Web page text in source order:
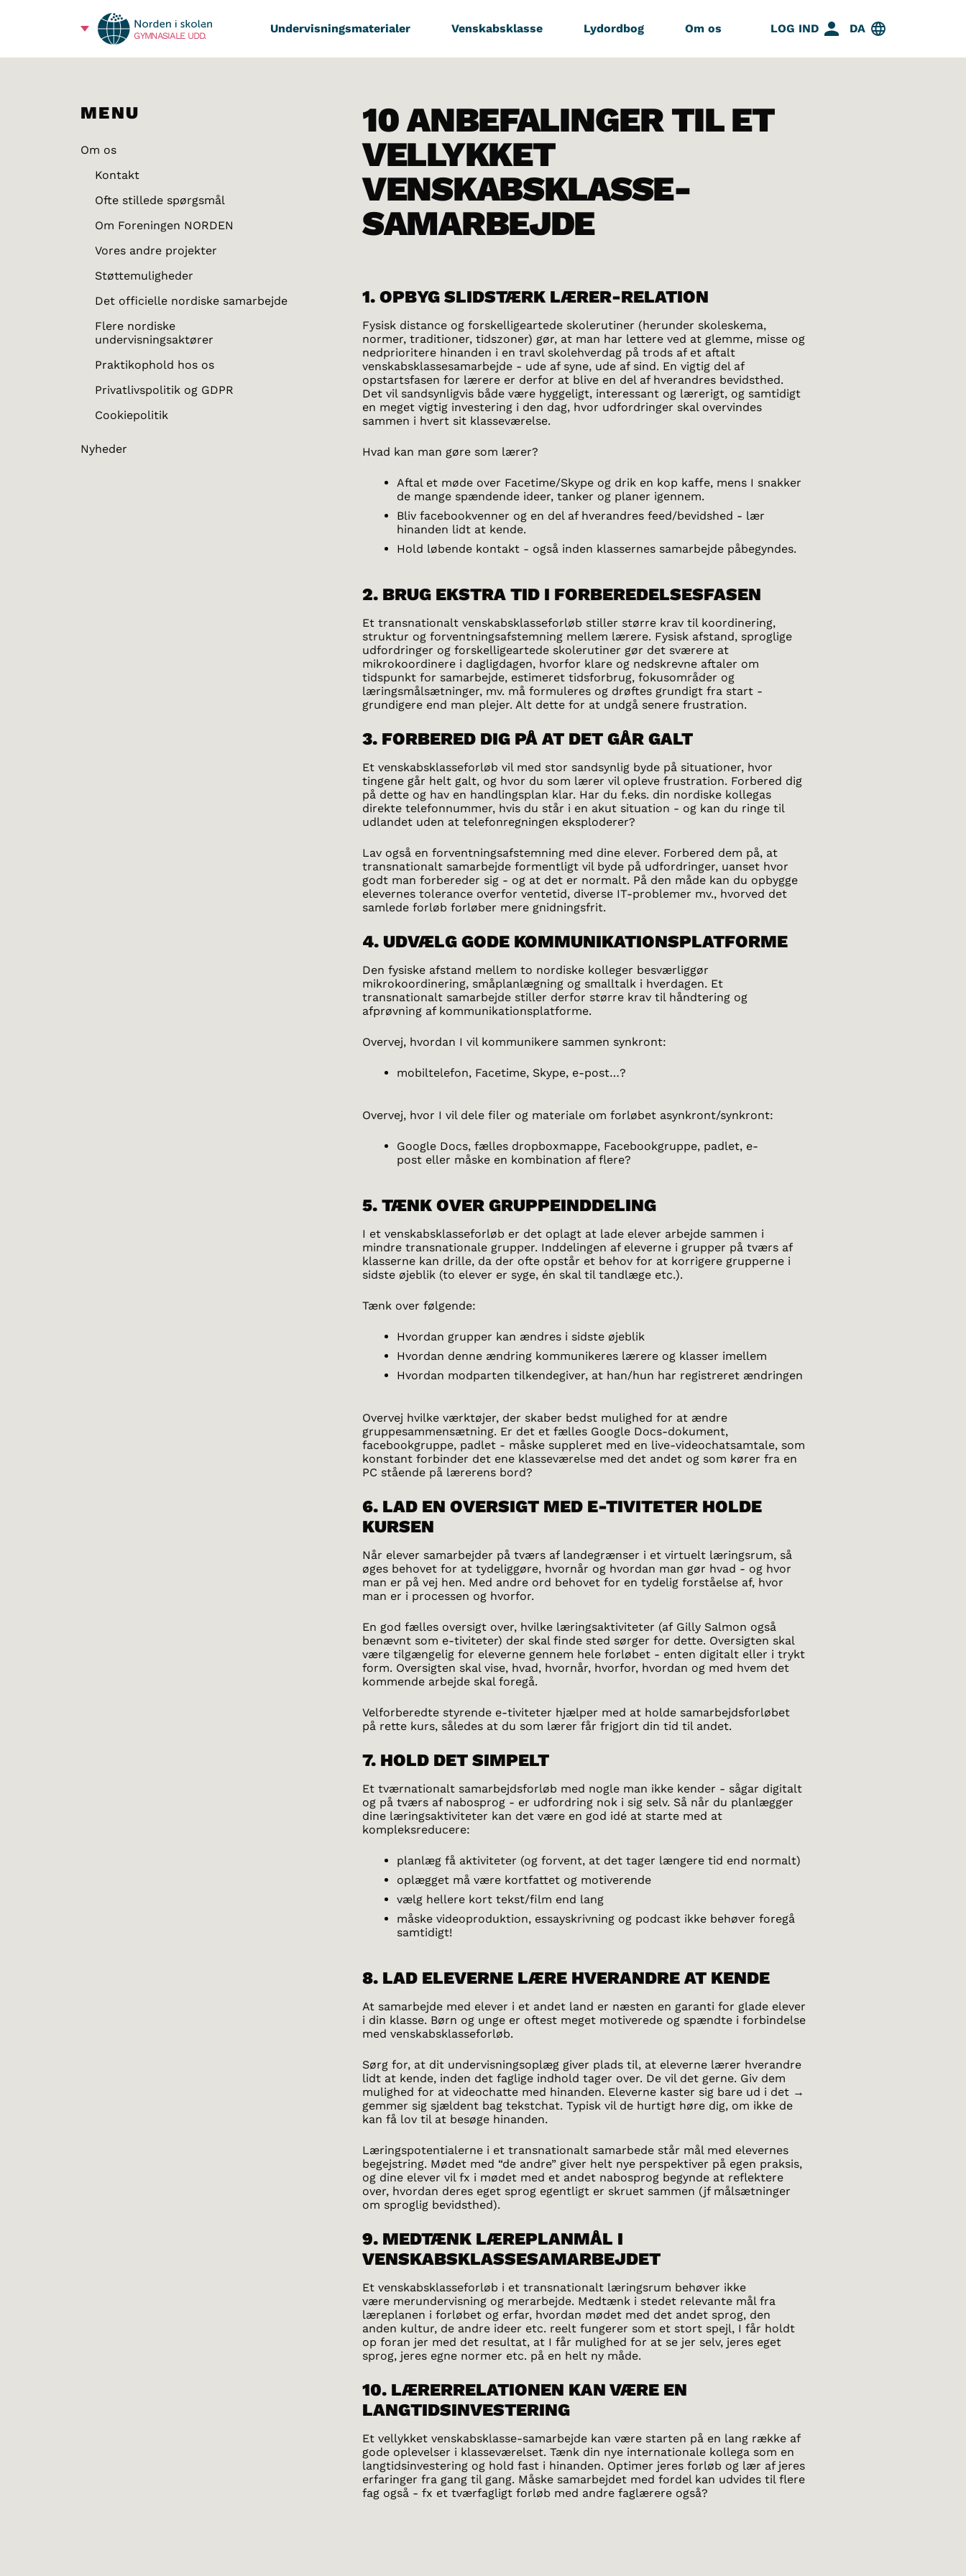
GYMNASIALE UDD.
Undervisningsmaterialer Venskabsklasse Lydordbog Om os LOG IND DA
MENU
Om os
Kontakt
Ofte stillede spørgsmål
Om Foreningen NORDEN
Vores andre projekter
Støttemuligheder
Det officielle nordiske samarbejde
Flere nordiske
undervisningsaktører
Praktikophold hos os
Privatlivspolitik og GDPR
Cookiepolitik
Nyheder
10 ANBEFALINGER TIL ET
VELLYKKET
VENSKABSKLASSE-
SAMARBEJDE
1. OPBYG SLIDSTÆRK LÆRER-RELATION
Fysisk distance og forskelligeartede skolerutiner (herunder skoleskema,
normer, traditioner, tidszoner) gør, at man har lettere ved at glemme, misse og
nedprioritere hinanden i en travl skolehverdag på trods af et aftalt
venskabsklassesamarbejde - ude af syne, ude af sind. En vigtig del af
opstartsfasen for lærere er derfor at blive en del af hverandres bevidsthed.
Det vil sandsynligvis både være hyggeligt, interessant og lærerigt, og samtidigt
en meget vigtig investering i den dag, hvor udfordringer skal overvindes
sammen i hvert sit klasseværelse.
Hvad kan man gøre som lærer?
Aftal et møde over Facetime/Skype og drik en kop kaffe, mens I snakker
de mange spændende ideer, tanker og planer igennem.
Bliv facebookvenner og en del af hverandres feed/bevidshed - lær
hinanden lidt at kende.
Hold løbende kontakt - også inden klassernes samarbejde påbegyndes.
2. BRUG EKSTRA TID I FORBEREDELSESFASEN
Et transnationalt venskabsklasseforløb stiller større krav til koordinering,
struktur og forventningsafstemning mellem lærere. Fysisk afstand, sproglige
udfordringer og forskelligeartede skolerutiner gør det sværere at
mikrokoordinere i dagligdagen, hvorfor klare og nedskrevne aftaler om
tidspunkt for samarbejde, estimeret tidsforbrug, fokusområder og
læringsmålsætninger, mv. må formuleres og drøftes grundigt fra start -
grundigere end man plejer. Alt dette for at undgå senere frustration.
3. FORBERED DIG PÅ AT DET GÅR GALT
Et venskabsklasseforløb vil med stor sandsynlig byde på situationer, hvor
tingene går helt galt, og hvor du som lærer vil opleve frustration. Forbered dig
på dette og hav en handlingsplan klar. Har du f.eks. din nordiske kollegas
direkte telefonnummer, hvis du står i en akut situation - og kan du ringe til
udlandet uden at telefonregningen eksploderer?
Lav også en forventningsafstemning med dine elever. Forbered dem på, at
transnationalt samarbejde formentligt vil byde på udfordringer, uanset hvor
godt man forbereder sig - og at det er normalt. På den måde kan du opbygge
elevernes tolerance overfor ventetid, diverse IT-problemer mv., hvorved det
samlede forløb forløber mere gnidningsfrit.
4. UDVÆLG GODE KOMMUNIKATIONSPLATFORME
Den fysiske afstand mellem to nordiske kolleger besværliggør
mikrokoordinering, småplanlægning og smalltalk i hverdagen. Et
transnationalt samarbejde stiller derfor større krav til håndtering og
afprøvning af kommunikationsplatforme.
Overvej, hvordan I vil kommunikere sammen synkront:
mobiltelefon, Facetime, Skype, e-post…?
Overvej, hvor I vil dele filer og materiale om forløbet asynkront/synkront:
Google Docs, fælles dropboxmappe, Facebookgruppe, padlet, e-
post eller måske en kombination af flere?
5. TÆNK OVER GRUPPEINDDELING
I et venskabsklasseforløb er det oplagt at lade elever arbejde sammen i
mindre transnationale grupper. Inddelingen af eleverne i grupper på tværs af
klasserne kan drille, da der ofte opstår et behov for at korrigere grupperne i
sidste øjeblik (to elever er syge, én skal til tandlæge etc.).
Tænk over følgende:
Hvordan grupper kan ændres i sidste øjeblik
Hvordan denne ændring kommunikeres lærere og klasser imellem
Hvordan modparten tilkendegiver, at han/hun har registreret ændringen
Overvej hvilke værktøjer, der skaber bedst mulighed for at ændre
gruppesammensætning. Er det et fælles Google Docs-dokument,
facebookgruppe, padlet - måske suppleret med en live-videochatsamtale, som
konstant forbinder det ene klasseværelse med det andet og som kører fra en
PC stående på lærerens bord?
6. LAD EN OVERSIGT MED E-TIVITETER HOLDE
KURSEN
Når elever samarbejder på tværs af landegrænser i et virtuelt læringsrum, så
øges behovet for at tydeliggøre, hvornår og hvordan man gør hvad - og hvor
man er på vej hen. Med andre ord behovet for en tydelig forståelse af, hvor
man er i processen og hvorfor.
En god fælles oversigt over, hvilke læringsaktiviteter (af Gilly Salmon også
benævnt som e-tiviteter) der skal finde sted sørger for dette. Oversigten skal
være tilgængelig for eleverne gennem hele forløbet - enten digitalt eller i trykt
form. Oversigten skal vise, hvad, hvornår, hvorfor, hvordan og med hvem det
kommende arbejde skal foregå.
Velforberedte styrende e-tiviteter hjælper med at holde samarbejdsforløbet
på rette kurs, således at du som lærer får frigjort din tid til andet.
7. HOLD DET SIMPELT
Et tværnationalt samarbejdsforløb med nogle man ikke kender - sågar digitalt
og på tværs af nabosprog - er udfordring nok i sig selv. Så når du planlægger
dine læringsaktiviteter kan det være en god idé at starte med at
kompleksreducere:
planlæg få aktiviteter (og forvent, at det tager længere tid end normalt)
oplægget må være kortfattet og motiverende
vælg hellere kort tekst/film end lang
måske videoproduktion, essayskrivning og podcast ikke behøver foregå
samtidigt!
8. LAD ELEVERNE LÆRE HVERANDRE AT KENDE
At samarbejde med elever i et andet land er næsten en garanti for glade elever
i din klasse. Børn og unge er oftest meget motiverede og spændte i forbindelse
med venskabsklasseforløb.
Sørg for, at dit undervisningsoplæg giver plads til, at eleverne lærer hverandre
lidt at kende, inden det faglige indhold tager over. De vil det gerne. Giv dem
mulighed for at videochatte med hinanden. Eleverne kaster sig bare ud i det →
gemmer sig sjældent bag tekstchat. Typisk vil de hurtigt høre dig, om ikke de
kan få lov til at besøge hinanden.
Læringspotentialerne i et transnationalt samarbede står mål med elevernes
begejstring. Mødet med “de andre” giver helt nye perspektiver på egen praksis,
og dine elever vil fx i mødet med et andet nabosprog begynde at reflektere
over, hvordan deres eget sprog egentligt er skruet sammen (jf målsætninger
om sproglig bevidsthed).
9. MEDTÆNK LÆREPLANMÅL I
VENSKABSKLASSESAMARBEJDET
Et venskabsklasseforløb i et transnationalt læringsrum behøver ikke
være merundervisning og merarbejde. Medtænk i stedet relevante mål fra
læreplanen i forløbet og erfar, hvordan mødet med det andet sprog, den
anden kultur, de andre ideer etc. reelt fungerer som et stort spejl, I får holdt
op foran jer med det resultat, at I får mulighed for at se jer selv, jeres eget
sprog, jeres egne normer etc. på en helt ny måde.
10. LÆRERRELATIONEN KAN VÆRE EN
LANGTIDSINVESTERING
Et vellykket venskabsklasse-samarbejde kan være starten på en lang række af
gode oplevelser i klasseværelset. Tænk din nye internationale kollega som en
langtidsinvestering og hold fast i hinanden. Optimer jeres forløb og lær af jeres
erfaringer fra gang til gang. Måske samarbejdet med fordel kan udvides til flere
fag også - fx et tværfagligt forløb med andre faglærere også?